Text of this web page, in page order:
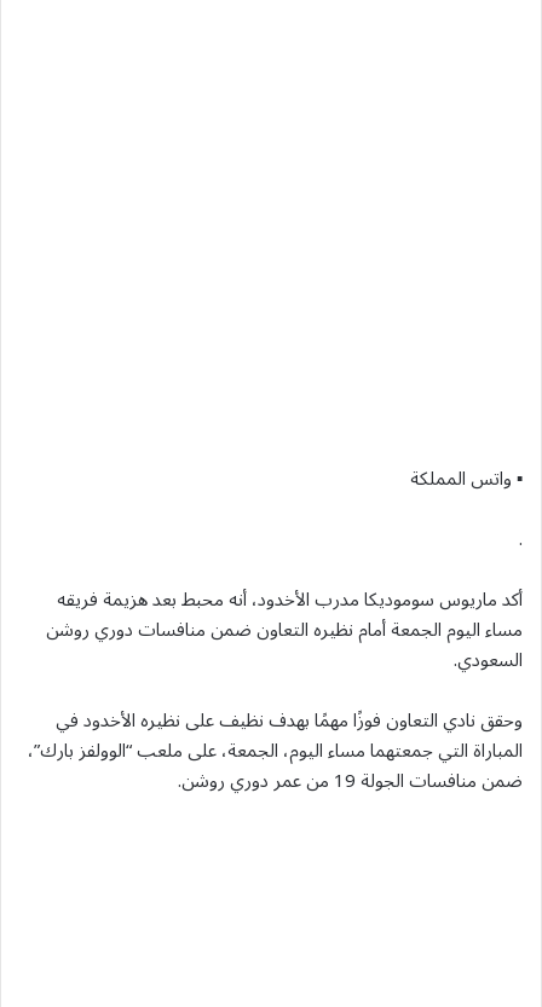
▪︎ واتس المملكة
.
أكد ماريوس سوموديكا مدرب الأخدود، أنه محبط بعد هزيمة فريقه
مساء اليوم الجمعة أمام نظيره التعاون ضمن منافسات دوري روشن
السعودي.
وحقق نادي التعاون فوزًا مهمًا بهدف نظيف على نظيره الأخدود في
المباراة التي جمعتهما مساء اليوم، الجمعة، على ملعب “الوولفز بارك”،
ضمن منافسات الجولة 19 من عمر دوري روشن.